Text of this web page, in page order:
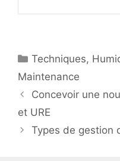
Catégories
Techniques,
Maintenance
Concevoir une
et URE
Types de gestion